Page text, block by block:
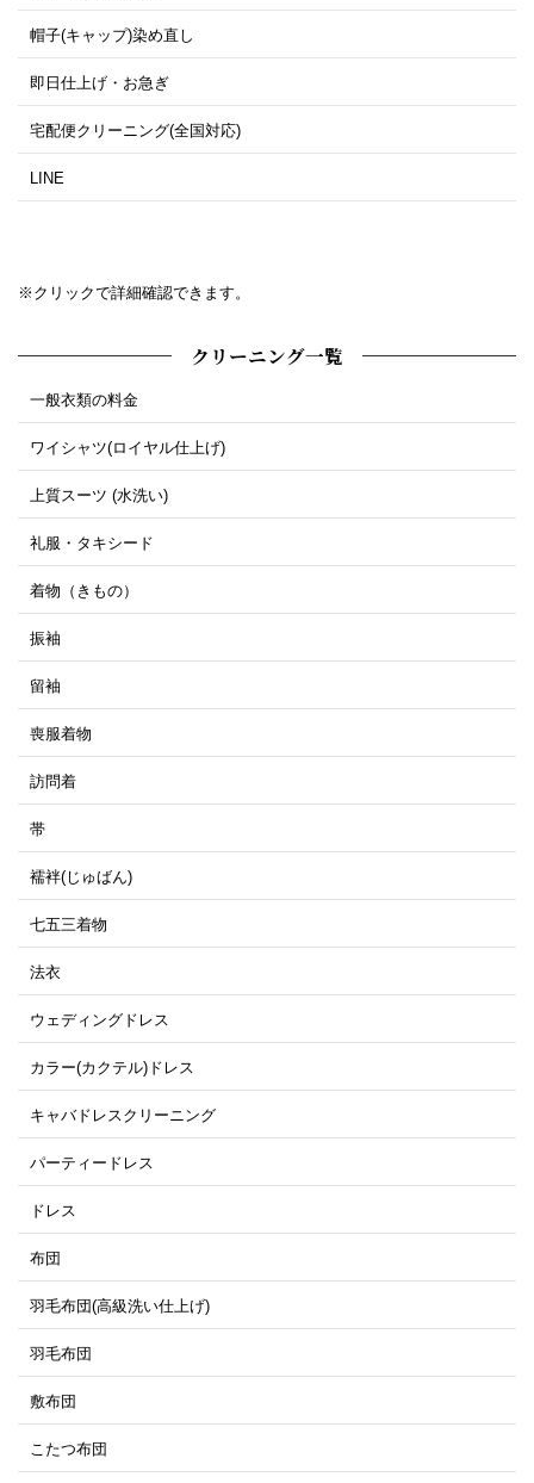
帽子(キャップ)染め直し
即日仕上げ・お急ぎ
宅配便クリーニング(全国対応)
LINE
※クリックで詳細確認できます。
クリーニング一覧
一般衣類の料金
ワイシャツ(ロイヤル仕上げ)
上質スーツ (水洗い)
礼服・タキシード
着物（きもの）
振袖
留袖
喪服着物
訪問着
帯
襦袢(じゅばん)
七五三着物
法衣
ウェディングドレス
カラー(カクテル)ドレス
キャバドレスクリーニング
パーティードレス
ドレス
布団
羽毛布団(高級洗い仕上げ)
羽毛布団
敷布団
こたつ布団